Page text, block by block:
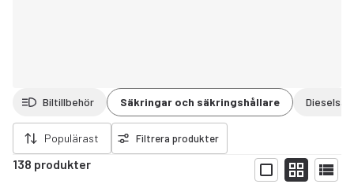
Biltillbehör Säkringar och säkringshållare
Populärast Filtrera produkter
138 produkter
Visa
filter